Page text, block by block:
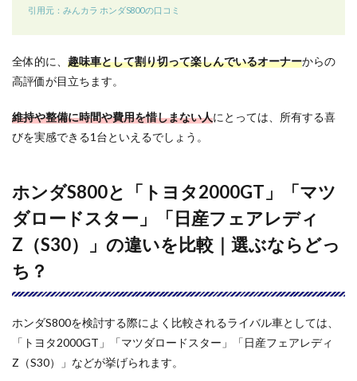
引用元：みんカラ ホンダS800の口コミ
全体的に、 趣味車として割り切って楽しんでいるオーナーからの
高評価が目立ちます。
維持や整備に時間や費用を惜しまない人にとっては、所有する喜
びを実感できる1台といえるでしょう。
ホンダS800と「トヨタ2000GT」「マツ
ダロードスター」「日産フェアレディ
Z（S30）」の違いを比較｜選ぶならどっ
ち？
ホンダS800を検討する際によく比較されるライバル車としては、
「トヨタ2000GT」「マツダロードスター」「日産フェアレディ
Z（S30）」などが挙げられます。